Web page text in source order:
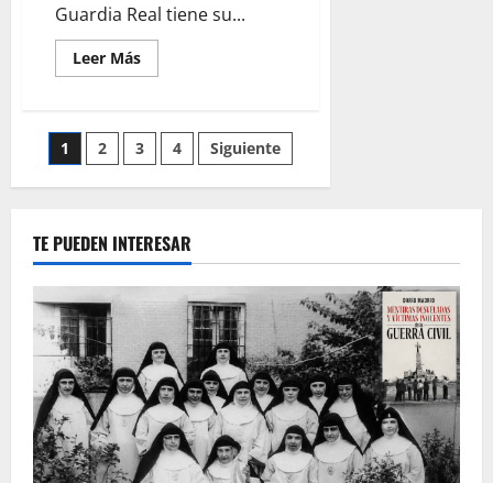
Guardia Real tiene su...
Leer MásLeer
más
de
la
Unidad
Guardia
Real
de
Madrid
Paginación
de
entradas
1 2 3 4 Siguiente
TE PUEDEN INTERESAR